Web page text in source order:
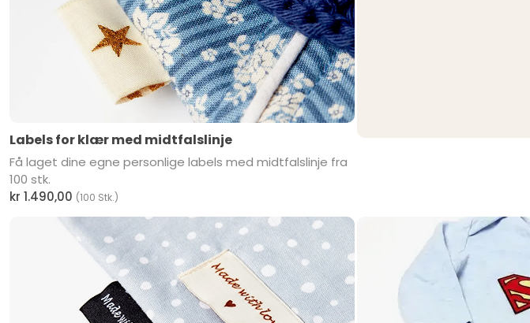
Labels for klær med midtfalslinje
Få laget dine egne personlige labels med midtfalslinje fra
100 stk.
kr 1.490,00 (100 Stk.)